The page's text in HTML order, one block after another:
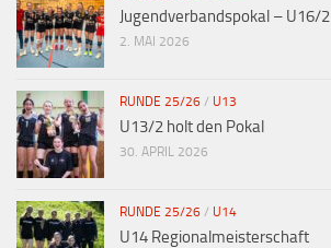
Jugendverbandspokal – U16/2
2. MAI 2026
RUNDE 25/26 / U13
U13/2 holt den Pokal
30. APRIL 2026
RUNDE 25/26 / U14
U14 Regionalmeisterschaft